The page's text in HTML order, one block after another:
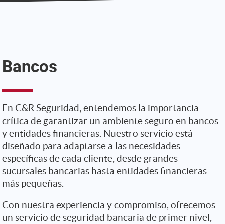
Bancos
En C&R Seguridad, entendemos la importancia
crítica de garantizar un ambiente seguro en bancos
y entidades financieras. Nuestro servicio está
diseñado para adaptarse a las necesidades
específicas de cada cliente, desde grandes
sucursales bancarias hasta entidades financieras
más pequeñas.
Con nuestra experiencia y compromiso, ofrecemos
un servicio de seguridad bancaria de primer nivel,